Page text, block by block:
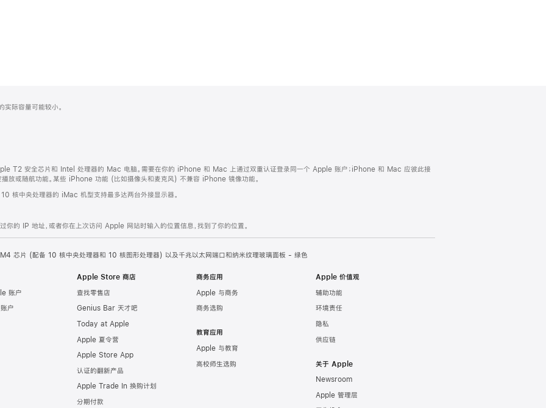
际容量可能较小。
T2 安全芯片和 Intel 处理器的 Mac 电脑。需要在你的 iPhone 和 Mac 上通过双重认证登录同一个 Apple 账户；iPhone 和 Mac 应彼此接
放或随航功能。某些 iPhone 功能 (比如摄像头和麦克风) 不兼容 iPhone 镜像功能。
核中央处理器的 iMac 机型支持最多达两台外接显示器。
你的 IP 地址，或者你在上次访问 Apple 网站时输入的位置信息，找到了你的位置。
芯片 (配备 10 核中央处理器和 10 核图形处理器) 以及千兆以太网端口和纳米纹理玻璃面板 - 绿色
账户
户
Apple Store 商店
查找零售店
Genius Bar 天才吧
Today at Apple
Apple 夏令营
Apple Store App
认证的翻新产品
Apple Trade In 换购计划
分期付款
商务应用
Apple 与商务
商务选购
教育应用
Apple 与教育
高校师生选购
Apple 价值观
辅助功能
环境责任
隐私
供应链
关于 Apple
Newsroom
Apple 管理层